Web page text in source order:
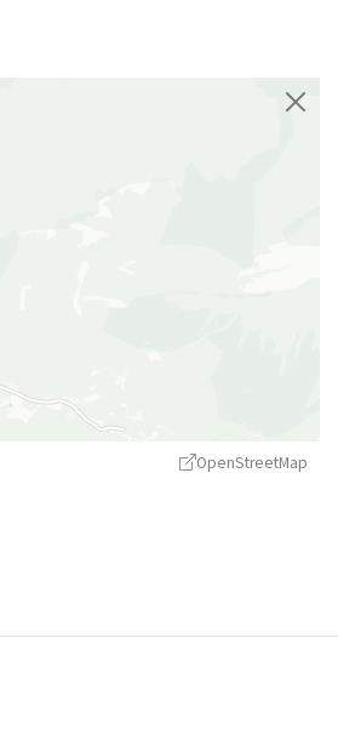
OpenStreetMap